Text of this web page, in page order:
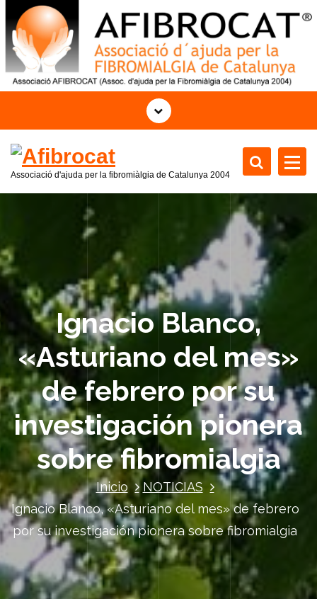
r
t
d
o
Associació d'ajuda per la fibromiàlgia de Catalunya 2004
Ignacio Blanco,
«Asturiano del mes»
de febrero por su
investigación pionera
sobre fibromialgia
Inicio
NOTICIAS
Ignacio Blanco, «Asturiano del mes» de febrero
por su investigación pionera sobre fibromialgia